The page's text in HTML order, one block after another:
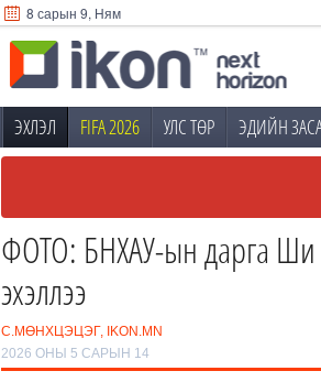
8 сарын 9, Ням
ЭХЛЭЛ FIFA 2026 УЛС ТӨР ЭДИЙН
ФОТО: БНХАУ-ын дарга Ши
эхэллээ
С.МӨНХЦЭЦЭГ, IKON.MN
2026 ОНЫ 5 САРЫН 14